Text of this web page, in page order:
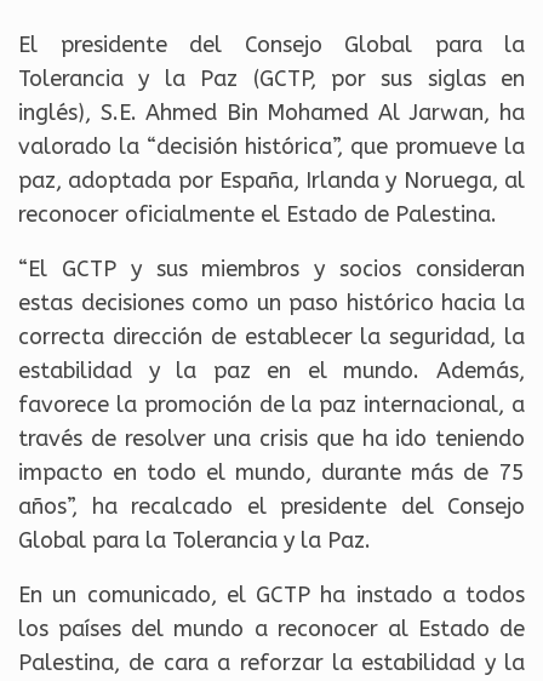
El presidente del Consejo Global para la
Tolerancia y la Paz (GCTP, por sus siglas en
inglés), S.E. Ahmed Bin Mohamed Al Jarwan, ha
valorado la “decisión histórica”, que promueve la
paz, adoptada por España, Irlanda y Noruega, al
reconocer oficialmente el Estado de Palestina.
“El GCTP y sus miembros y socios consideran
estas decisiones como un paso histórico hacia la
correcta dirección de establecer la seguridad, la
estabilidad y la paz en el mundo. Además,
favorece la promoción de la paz internacional, a
través de resolver una crisis que ha ido teniendo
impacto en todo el mundo, durante más de 75
años”, ha recalcado el presidente del Consejo
Global para la Tolerancia y la Paz.
En un comunicado, el GCTP ha instado a todos
los países del mundo a reconocer al Estado de
Palestina, de cara a reforzar la estabilidad y la